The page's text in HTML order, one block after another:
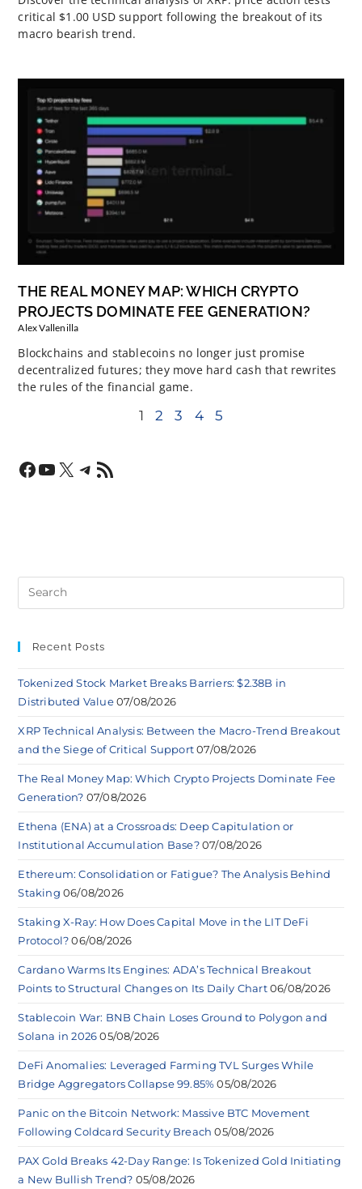
critical $1.00 USD support following the breakout of its
macro bearish trend.
THE REAL MONEY MAP: WHICH CRYPTO
PROJECTS DOMINATE FEE GENERATION?
Alex Vallenilla
Blockchains and stablecoins no longer just promise
decentralized futures; they move hard cash that rewrites
the rules of the financial game.
1 2 3 4 5
Recent Posts
Tokenized Stock Market Breaks Barriers: $2.38B in
Distributed Value 07/08/2026
XRP Technical Analysis: Between the Macro-Trend Breakout
and the Siege of Critical Support 07/08/2026
The Real Money Map: Which Crypto Projects Dominate Fee
Generation? 07/08/2026
Ethena (ENA) at a Crossroads: Deep Capitulation or
Institutional Accumulation Base? 07/08/2026
Ethereum: Consolidation or Fatigue? The Analysis Behind
Staking 06/08/2026
Staking X-Ray: How Does Capital Move in the LIT DeFi
Protocol? 06/08/2026
Cardano Warms Its Engines: ADA’s Technical Breakout
Points to Structural Changes on Its Daily Chart 06/08/2026
Stablecoin War: BNB Chain Loses Ground to Polygon and
Solana in 2026 05/08/2026
DeFi Anomalies: Leveraged Farming TVL Surges While
Bridge Aggregators Collapse 99.85% 05/08/2026
Panic on the Bitcoin Network: Massive BTC Movement
Following Coldcard Security Breach 05/08/2026
PAX Gold Breaks 42-Day Range: Is Tokenized Gold Initiating
a New Bullish Trend? 05/08/2026